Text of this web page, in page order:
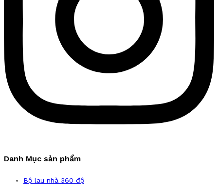
Danh Mục sản phẩm
Bộ lau nhà 360 độ